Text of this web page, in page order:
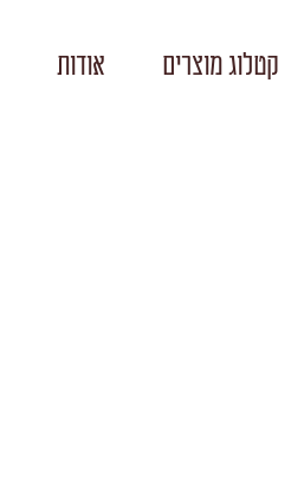
קטלוג מוצרים אודות